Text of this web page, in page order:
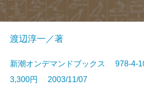
渡辺淳一／著
新潮オンデマンドブックス 978-4-
3,300円 2003/11/07